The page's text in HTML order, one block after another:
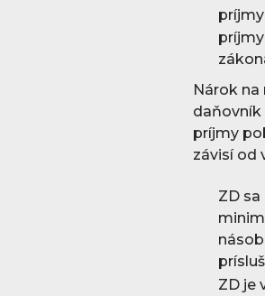
Nárok
daňovník
príjmy
závisí od
ZD
ZD je